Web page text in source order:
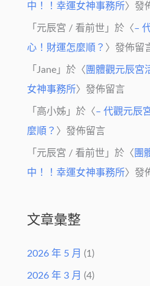
中！！幸運女神事務所〉發
「 元辰宮 / 看前世 」於〈–
心！財運怎麼順？ 〉發佈留
「 Jane 」於〈 團體觀元辰宮
女神事務所〉發佈留言
「 高小姊 」於〈– 代觀元辰
麼順？ 〉發佈留言
「 元辰宮 / 看前世 」於〈 團
中！！幸運女神事務所〉發
文章彙整
2026 年 5 月 (1)
2026 年 3 月 (4)